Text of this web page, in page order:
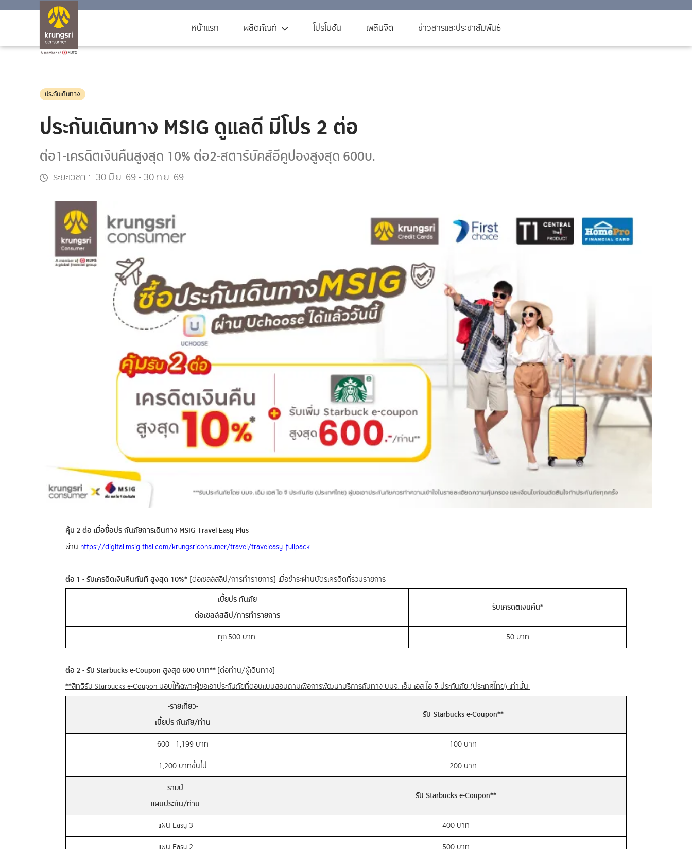
หน้าแรก ผลิตภัณฑ์ โปรโมชัน เพลินจิต ข่าวสารและประชาสัมพันธ์
ประกันเดินทาง
ประกันเดินทาง MSIG ดูแลดี มีโปร 2 ต่อ
ต่อ1-เครดิตเงินคืนสูงสุด 10% ต่อ2-สตาร์บัคส์อีคูปองสูงสุด 600บ.
ระยะเวลา : 30 มิ.ย. 69- 30 ก.ย. 69
คุ้ม 2 ต่อ เมื่อซื้อประกันภัยการเดินทาง MSIG Travel Easy Plus
ผ่าน https://digital.msig-thai.com/krungsriconsumer/travel/traveleasy_fullpack
ต่อ 1 - รับเครดิตเงินคืนทันที สูงสุด 10%* [ต่อเซลล์สลิป/การทำรายการ] เมื่อชำระผ่านบัตรเครดิตที่ร่วมรายการ
เบี้ยประกันภัย
ต่อเซลล์สลิป/การทำรายการ
รับเครดิตเงินคืน*
ทุก 500 บาท 50 บาท
ต่อ 2 - รับ Starbucks e-Coupon สูงสุด 600 บาท**[ต่อท่าน/ผู้เดินทาง]
**สิทธิรับ Starbucks e-Coupon มอบให้เฉพาะผู้ขอเอาประกันภัยที่ตอบแบบสอบถามเพื่อการพัฒนาบริการกับทาง บมจ. เอ็ม เอส ไอ จี ประกันภัย (ประเทศไทย) เท่านั้น
-รายเที่ยว-
เบี้ยประกันภัย/ท่าน
รับ Starbucks e-Coupon**
600 - 1,199 บาท
100 บาท
1,200 บาทขึ้นไป
200 บาท
-รายปี-
แผนประกัน/ท่าน
รับ Starbucks e-Coupon**
แผน Easy 3
400 บาท